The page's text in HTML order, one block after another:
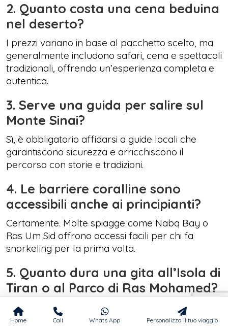
2. Quanto costa una cena beduina
nel deserto?
I prezzi variano in base al pacchetto scelto, ma
generalmente includono safari, cena e spettacoli
tradizionali, offrendo un’esperienza completa e
autentica.
3. Serve una guida per salire sul
Monte Sinai?
Sì, è obbligatorio affidarsi a guide locali che
garantiscono sicurezza e arricchiscono il
percorso con storie e tradizioni.
4. Le barriere coralline sono
accessibili anche ai principianti?
Certamente. Molte spiagge come Nabq Bay o
Ras Um Sid offrono accessi facili per chi fa
snorkeling per la prima volta.
5. Quanto dura una gita all’Isola di
Tiran o al Parco di Ras Mohamed?
Di solito sono escursioni giornaliere, con
partenza al mattino e rientro nel pomeriggio,
Home Call Whats App Personalizza il tuo viaggio